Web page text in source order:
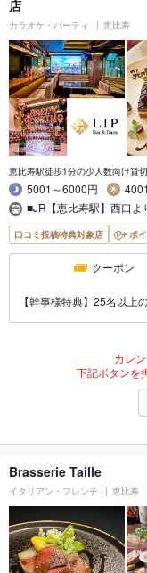
店
カラオケ・パーティ 恵比寿
恵比寿駅徒歩1分の少人数向け貸
5001～6000円
■JR【恵比寿駅】西口よ
口コミ投稿特典対象店 ポ
クーポン
【幹事様特典】25名以
カレ
下記ボタンを
Brasserie Taille
イタリアン・フレンチ 恵比寿